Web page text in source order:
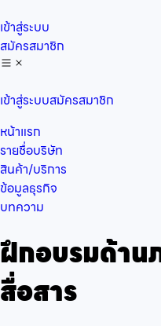
เข้าสู่ระบบ
สมัครสมาชิก
เข้าสู่ระบบสมัครสมาชิก
หน้าแรก
รายชื่อบริษัท
สินค้า/บริการ
ข้อมูลธุรกิจ
บทความ
ฝึกอบรมด้าน
สื่อสาร